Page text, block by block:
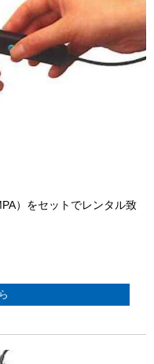
）をセットでレンタル致